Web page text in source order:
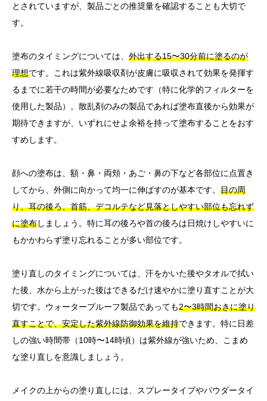
とされていますが、製品ごとの推奨量を確認することも大切で
す。
塗布のタイミングについては、 外出する15〜30分前に塗るのが
理想です。これは紫外線吸収剤が皮膚に吸収されて効果を発揮す
るまでに若干の時間が必要なためです（特に化学的フィルターを
使用した製品）。散乱剤のみの製品であれば塗布直後から効果が
期待できますが、いずれにせよ余裕を持って塗布することをおす
すめします。
顔への塗布は、額・鼻・両頬・あご・鼻の下など各部位に点置き
してから、外側に向かって均一に伸ばすのが基本です。 目の周
り、耳の後ろ、首筋、デコルテなど見落としやすい部位も忘れず
に塗布しましょう。特に耳の後ろや首の後ろは日焼けしやすいに
もかかわらず塗り忘れることが多い部位です。
塗り直しのタイミングについては、汗をかいた後やタオルで拭い
た後、水から上がった後はできるだけ速やかに塗り直すことが大
切です。ウォータープルーフ製品であっても2〜3時間おきに塗り
直すことで、安定した紫外線防御効果を維持できます。特に日差
しの強い時間帯（10時〜14時頃）は紫外線が強いため、こまめ
な塗り直しを意識しましょう。
メイクの上からの塗り直しには、スプレータイプやパウダータイ